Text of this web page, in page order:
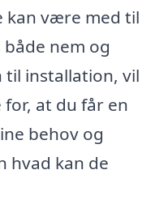
kan være med til
nem og
til installation, vil
at du får en
behov og
hvad kan de